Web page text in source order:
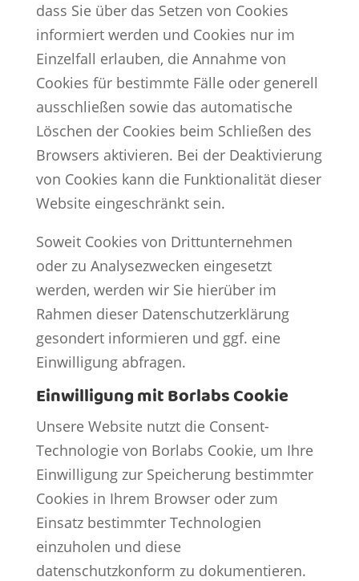
dass Sie über das Setzen von Cookies
informiert werden und Cookies nur im
Einzelfall erlauben, die Annahme von
Cookies für bestimmte Fälle oder generell
ausschließen sowie das automatische
Löschen der Cookies beim Schließen des
Browsers aktivieren. Bei der Deaktivierung
von Cookies kann die Funktionalität dieser
Website eingeschränkt sein.
Soweit Cookies von Drittunternehmen
oder zu Analysezwecken eingesetzt
werden, werden wir Sie hierüber im
Rahmen dieser Datenschutzerklärung
gesondert informieren und ggf. eine
Einwilligung abfragen.
Einwilligung mit Borlabs Cookie
Unsere Website nutzt die Consent-
Technologie von Borlabs Cookie, um Ihre
Einwilligung zur Speicherung bestimmter
Cookies in Ihrem Browser oder zum
Einsatz bestimmter Technologien
einzuholen und diese
datenschutzkonform zu dokumentieren.